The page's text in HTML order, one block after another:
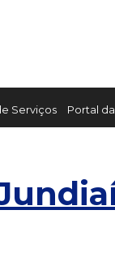
Serviços Portal